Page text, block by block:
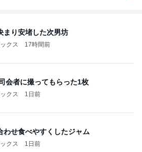
まり安堵した次男坊
クス 17時間前
会者に撮ってもらった1枚
クス 1日前
わせ食べやすくしたジャム
クス 1日前